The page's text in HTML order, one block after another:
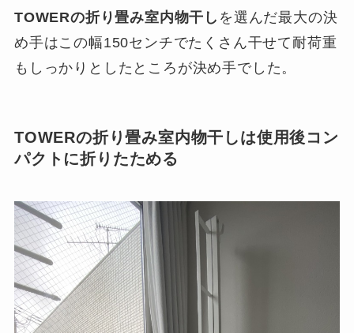
TOWERの折り畳み室内物干し を選んだ最大の決
め手はこの幅150センチでたくさん干せて耐荷重
もしっかりとしたところが決め手でした。
TOWERの折り畳み室内物干しは使用後コン
パクトに折りたためる